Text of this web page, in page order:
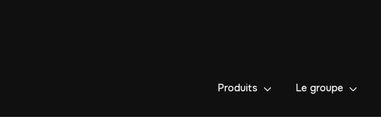
Produits Le groupe